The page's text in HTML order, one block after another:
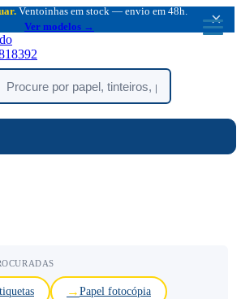
Ventoinhas em stock — envio em 48h.
Ver modelos →
×
:
Papel fotocópia